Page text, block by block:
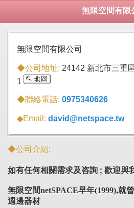
無限空間有限
無限空間有限公司
◆公司地址: 24142 新北市三重
1
◆聯絡電話: 0975340626
◆Email: david@netspace.tw
◆公司介紹:
如有任何相關需求及咨詢 ; 歡迎與
無限空間netSPACE早年(1999),就
週邊器材